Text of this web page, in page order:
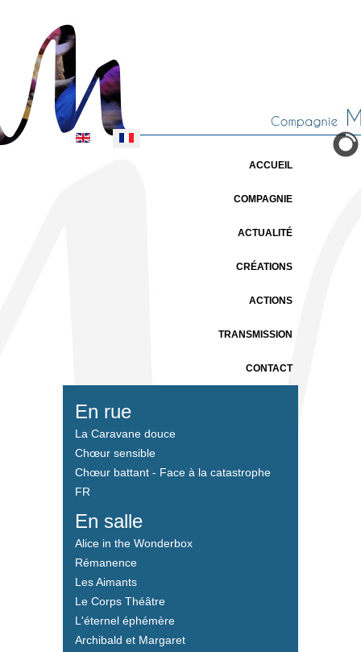
Sélectionnez votre langue
ACCUEIL
COMPAGNIE
ACTUALITÉ
CRÉATIONS
ACTIONS
TRANSMISSION
CONTACT
En rue
La Caravane douce
Chœur sensible
Chœur battant - Face à la catastrophe
FR
En salle
Alice in the Wonderbox
Rémanence
Les Aimants
Le Corps Théâtre
L'éternel éphémère
Archibald et Margaret